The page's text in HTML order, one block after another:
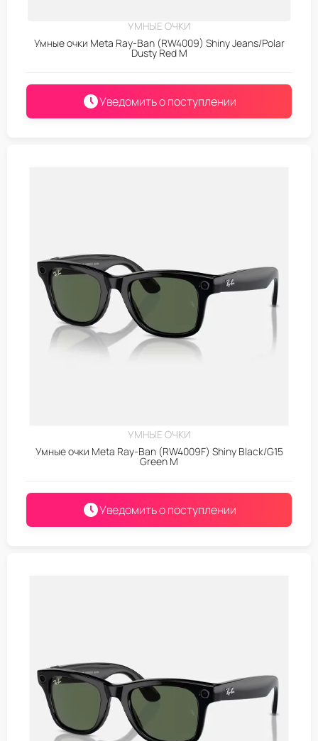
УМНЫЕ ОЧКИ
Умные очки Meta Ray-Ban (RW4009) Shiny Jeans/Polar
Dusty Red M
Уведомить о поступлении
УМНЫЕ ОЧКИ
Умные очки Meta Ray-Ban (RW4009F) Shiny Black/G15
Green M
Уведомить о поступлении